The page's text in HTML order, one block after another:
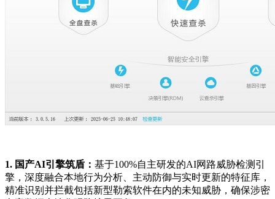
1. 国产AI引擎筑盾： 基于100%自主研发的AI网路威胁检测引
擎，深度融合本地行为分析、主动防御与实时更新的特征库，
精准识别并拦截包括新型勒索软件在内的未知威胁，确保涉密